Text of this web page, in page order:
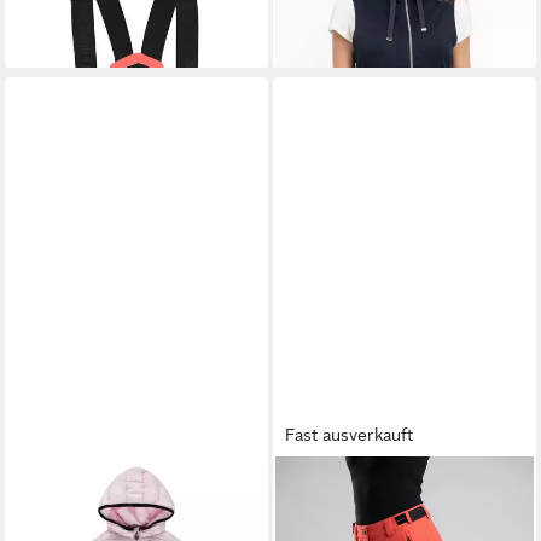
Imprägnierung
NIKE SPORTSWEAR
Schneeoverall NKN NIKE
Fast ausverkauft
ICEPEAK
Skihose ICEPEAK
FLASHER für Alpinski und